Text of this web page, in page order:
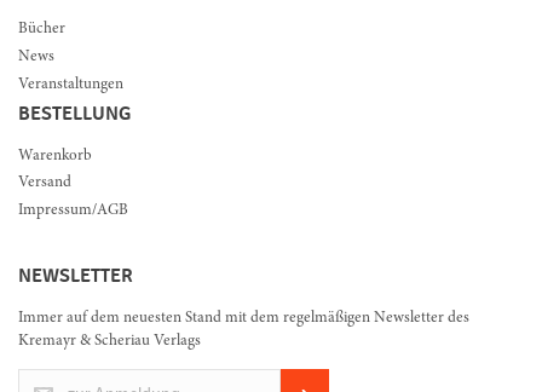
Bücher
News
Veranstaltungen
BESTELLUNG
Warenkorb
Versand
Impressum/AGB
NEWSLETTER
Immer auf dem neuesten Stand mit dem regelmäßigen Newsletter des
Kremayr & Scheriau Verlags